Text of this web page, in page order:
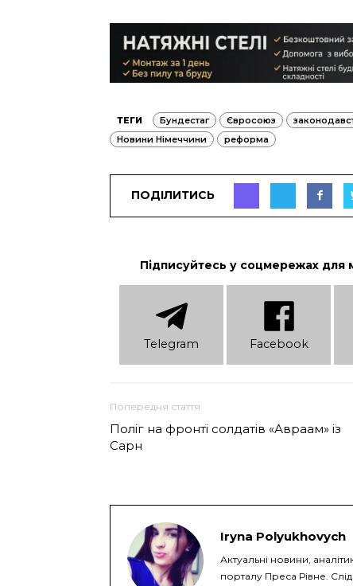
ТЕГИ Бундестаг Євросоюз
Новини Німеччини
реформа
ПОДІЛИТИСЬ
Підписуйтесь у соцмережах для
Telеgram Facebook
Попередня стаття
Поліг на фронті солдатів «Авраам» із
Сарн
Iryna Polyukhovych
Актуальні новини,
порталу Преса Рівне.